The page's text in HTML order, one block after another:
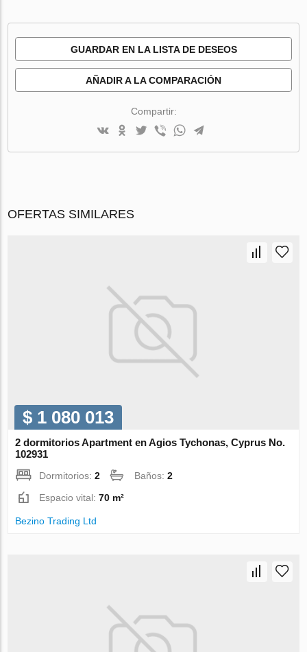
GUARDAR EN LA LISTA DE DESEOS
AÑADIR A LA COMPARACIÓN
Compartir:
OFERTAS SIMILARES
$ 1 080 013
2 dormitorios Apartment en Agios Tychonas, Cyprus No.
102931
Dormitorios:2 Baños:2
Espacio vital:70 m²
Bezino Trading Ltd